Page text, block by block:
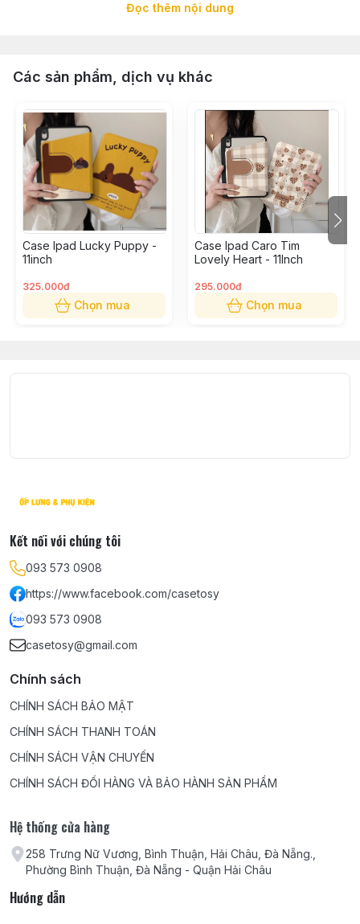
Xuất Xứ: Sản phẩm được nhập khẩu trực tiếp và hoàn
Nam - 258 Trưng Nữ Vương, Quận Hải Châu, TP. Đà
Nẵng
Đặt hàng:
Qua : Hotline: 0935730908
Đặt hàng online trên website Casetosy Việt Nam
Qua email: casetosy@gmail.com
Giao nhận:
Shop nhận ship COD toàn quốc thời gian khoảng từ 1 –
Đọc thêm nội dung
Các sản phẩm, dịch vụ khác
Case Ipad Lucky Puppy -
11inch
325.000đ
Chọn mua
Case Ipad Caro Tim
Lovely Heart - 11Inch
295.000đ
Chọn mua
Kết nối với chúng tôi
093 573 0908
https://www.facebook.com/casetosy
093 573 0908
casetosy@gmail.com
Chính sách
CHÍNH SÁCH BẢO MẬT
CHÍNH SÁCH THANH TOÁN
CHÍNH SÁCH VẬN CHUYỂN
CHÍNH SÁCH ĐỔI HÀNG VÀ BẢO HÀNH SẢN PHẨM
Hệ thống cửa hàng
258 Trưng Nữ Vương, Bình Thuận, Hải Châu, Đà Nẵng.,
Phường Bình Thuận, Đà Nẵng - Quận Hải Châu
Hướng dẫn